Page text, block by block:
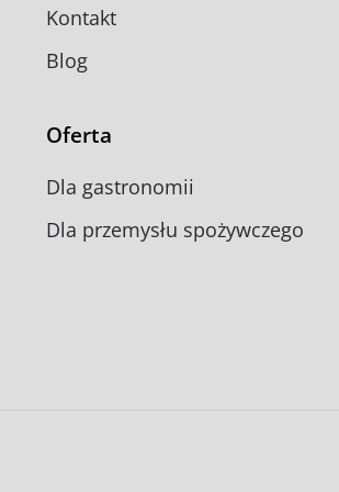
Kontakt
Blog
Oferta
Dla gastronomii
Dla przemysłu spożywczego